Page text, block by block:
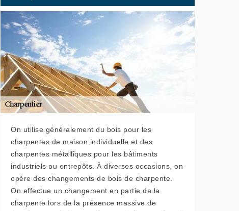
On utilise généralement du bois pour les
charpentes de maison individuelle et des
charpentes métalliques pour les bâtiments
industriels ou entrepôts. À diverses occasions, on
opère des changements de bois de charpente.
On effectue un changement en partie de la
charpente lors de la présence massive de